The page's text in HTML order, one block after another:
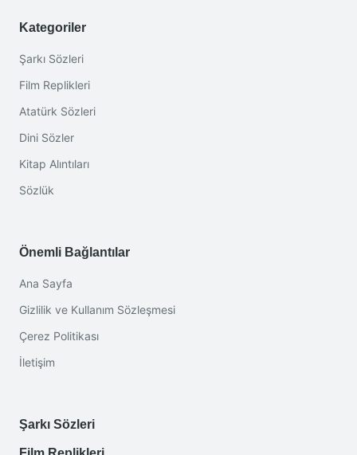
Kategoriler
Şarkı Sözleri
Film Replikleri
Atatürk Sözleri
Dini Sözler
Kitap Alıntıları
Sözlük
Önemli Bağlantılar
Ana Sayfa
Gizlilik ve Kullanım Sözleşmesi
Çerez Politikası
İletişim
Şarkı Sözleri